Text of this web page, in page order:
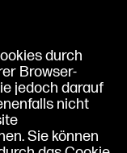
durch
Browser-
jedoch darauf
nicht
Sie können